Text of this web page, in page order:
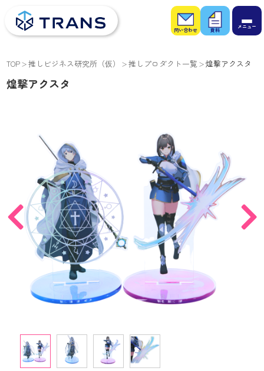
お問
い合
わせ
お役
立ち
資料
TOP 推しビジネス研究所（仮） 推しプロダクト一覧 煌撃アクスタ
煌撃アクスタ